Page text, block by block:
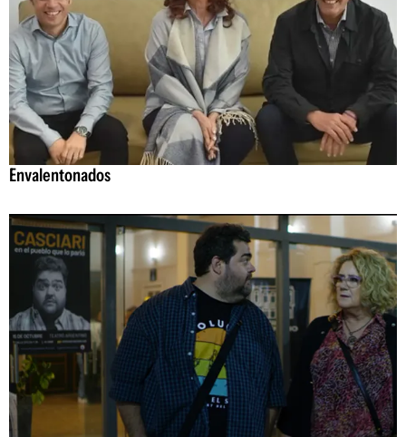
Envalentonados